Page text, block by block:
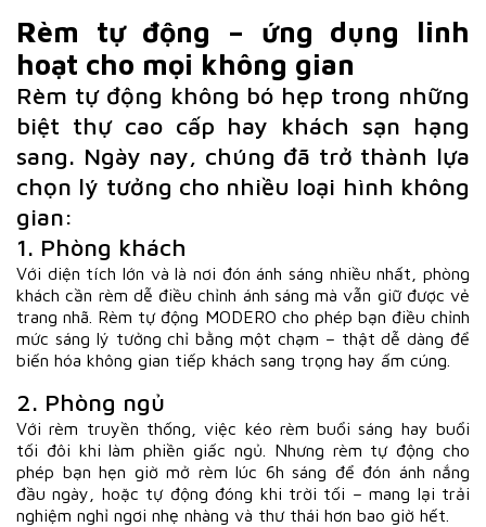
Rèm tự động – ứng dụng linh
hoạt cho mọi không gian
Rèm tự động không bó hẹp trong những
biệt thự cao cấp hay khách sạn hạng
sang. Ngày nay, chúng đã trở thành lựa
chọn lý tưởng cho nhiều loại hình không
gian:
1. Phòng khách
Với diện tích lớn và là nơi đón ánh sáng nhiều nhất, phòng
khách cần rèm dễ điều chỉnh ánh sáng mà vẫn giữ được vẻ
trang nhã. Rèm tự động MODERO cho phép bạn điều chỉnh
mức sáng lý tưởng chỉ bằng một chạm – thật dễ dàng để
biến hóa không gian tiếp khách sang trọng hay ấm cúng.
2. Phòng ngủ
Với rèm truyền thống, việc kéo rèm buổi sáng hay buổi
tối đôi khi làm phiền giấc ngủ. Nhưng rèm tự động cho
phép bạn hẹn giờ mở rèm lúc 6h sáng để đón ánh nắng
đầu ngày, hoặc tự động đóng khi trời tối – mang lại trải
nghiệm nghỉ ngơi nhẹ nhàng và thư thái hơn bao giờ hết.